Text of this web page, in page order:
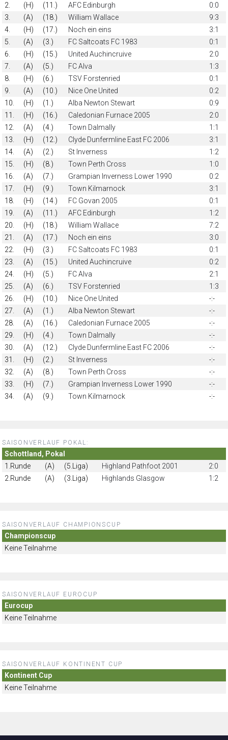
2.
(H) (11.) AFC Edinburgh
0:0
3.
(A) (18.) William Wallace
9:3
4.
(H) (17.) Noch ein eins
3:1
5.
(A) (3.) FC Saltcoats FC 1983
0:1
6.
(H) (15.) United Auchincruive
2:0
7.
(A) (5.) FC Alva
1:3
8.
(H) (6.) TSV Forstenried
0:1
9.
(A) (10.) Nice One United
0:2
10.
(H) (1.) Alba Newton Stewart
0:9
11.
(H) (16.) Caledonian Furnace 2005
2:0
12.
(A) (4.) Town Dalmally
1:1
13.
(H) (12.) Clyde Dunfermline East FC 2006
3:1
14.
(A) (2.) St Inverness
1:2
15.
(H) (8.) Town Perth Cross
1:0
16.
(A) (7.) Grampian Inverness Lower 1990
0:2
17.
(H) (9.) Town Kilmarnock
3:1
18.
(H) (14.) FC Govan 2005
0:1
19.
(A) (11.) AFC Edinburgh
1:2
20.
(H) (18.) William Wallace
7:2
21.
(A) (17.) Noch ein eins
3:0
22.
(H) (3.) FC Saltcoats FC 1983
0:1
23.
(A) (15.) United Auchincruive
0:2
24.
(H) (5.) FC Alva
2:1
25.
(A) (6.) TSV Forstenried
1:3
26.
(H) (10.) Nice One United
-:-
27.
(A) (1.) Alba Newton Stewart
-:-
28.
(A) (16.) Caledonian Furnace 2005
-:-
29.
(H) (4.) Town Dalmally
-:-
30.
(A) (12.) Clyde Dunfermline East FC 2006
-:-
31.
(H) (2.) St Inverness
-:-
32.
(A) (8.) Town Perth Cross
-:-
33.
(H) (7.) Grampian Inverness Lower 1990
-:-
34.
(A) (9.) Town Kilmarnock -:-
SAISONVERLAUF POKAL:
Schottland, Pokal
1.Runde
(A) (5.Liga) Highland Pathfoot 2001
2:0
2.Runde
(A) (3.Liga) Highlands Glasgow 1:2
SAISONVERLAUF CHAMPIONSCUP
Championscup
Keine Teilnahme
SAISONVERLAUF EUROCUP
Eurocup
Keine Teilnahme
SAISONVERLAUF KONTINENT CUP
Kontinent Cup
Keine Teilnahme